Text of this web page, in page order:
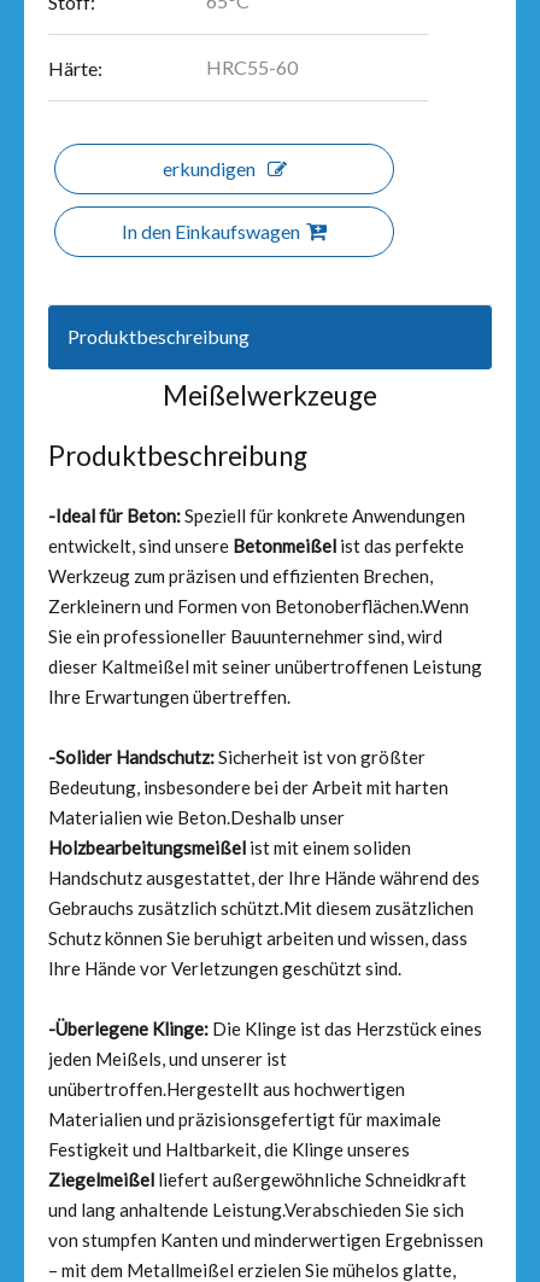
Härte: HRC55-60
erkundigen
In den Einkaufswagen
Produktbeschreibung
Meißelwerkzeuge
Produktbeschreibung
-Ideal für Beton:Speziell für konkrete Anwendungen
entwickelt, sind unsere Betonmeißel ist das perfekte
Werkzeug zum präzisen und effizienten Brechen,
Zerkleinern und Formen von Betonoberflächen.Wenn
Sie ein professioneller Bauunternehmer sind, wird
dieser Kaltmeißel mit seiner unübertroffenen Leistung
Ihre Erwartungen übertreffen.
-Solider Handschutz:Sicherheit ist von größter
Bedeutung, insbesondere bei der Arbeit mit harten
Materialien wie Beton.Deshalb unser
Holzbearbeitungsmeißel ist mit einem soliden
Handschutz ausgestattet, der Ihre Hände während des
Gebrauchs zusätzlich schützt.Mit diesem zusätzlichen
Schutz können Sie beruhigt arbeiten und wissen, dass
Ihre Hände vor Verletzungen geschützt sind.
-Überlegene Klinge: Die Klinge ist das Herzstück eines
jeden Meißels, und unserer ist
unübertroffen.Hergestellt aus hochwertigen
Materialien und präzisionsgefertigt für maximale
Festigkeit und Haltbarkeit, die Klinge unseres
Ziegelmeißel liefert außergewöhnliche Schneidkraft
und lang anhaltende Leistung.Verabschieden Sie sich
von stumpfen Kanten und minderwertigen Ergebnissen
– mit dem Metallmeißel erzielen Sie mühelos glatte,